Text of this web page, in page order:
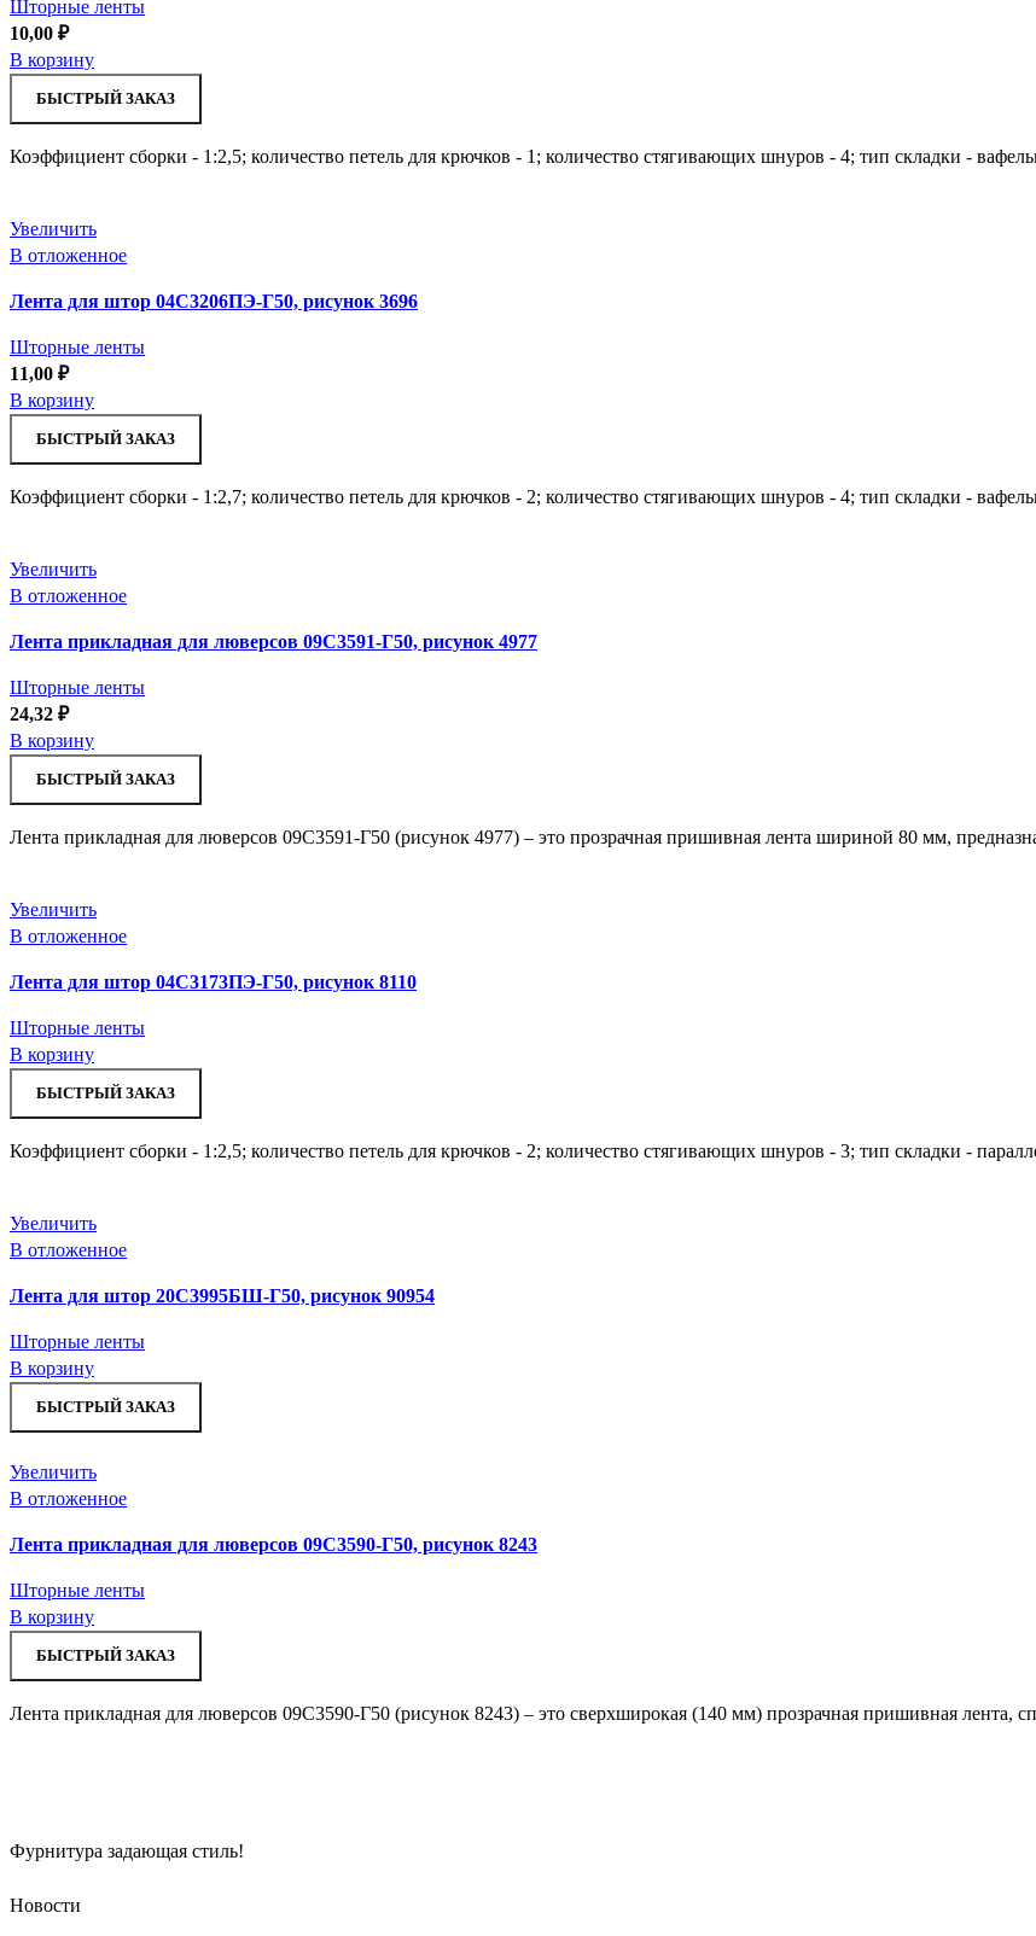
Шторные ленты
10,00 ₽
В корзину
БЫСТРЫЙ ЗАКАЗ
Коэффициент сборки - 1:2,5; количество петель для крючков - 1; количество стягивающих шнуров - 4; тип складки -
Увеличить
В отложенное
Лента для штор 04С3206ПЭ-Г50, рисунок 3696
Шторные ленты
11,00 ₽
В корзину
БЫСТРЫЙ ЗАКАЗ
Коэффициент сборки - 1:2,7; количество петель для крючков - 2; количество стягивающих шнуров - 4; тип складки -
Увеличить
В отложенное
Лента прикладная для люверсов 09С3591-Г50, рисунок 4977
Шторные ленты
24,32 ₽
В корзину
БЫСТРЫЙ ЗАКАЗ
Лента прикладная для люверсов 09С3591-Г50 (рисунок 4977) – это прозрачная пришивная лента шириной 80 мм,
Увеличить
В отложенное
Лента для штор 04С3173ПЭ-Г50, рисунок 8110
Шторные ленты
В корзину
БЫСТРЫЙ ЗАКАЗ
Коэффициент сборки - 1:2,5; количество петель для крючков - 2; количество стягивающих шнуров - 3; тип складки -
Увеличить
В отложенное
Лента для штор 20С3995БШ-Г50, рисунок 90954
Шторные ленты
В корзину
БЫСТРЫЙ ЗАКАЗ
Увеличить
В отложенное
Лента прикладная для люверсов 09С3590-Г50, рисунок 8243
Шторные ленты
В корзину
БЫСТРЫЙ ЗАКАЗ
Лента прикладная для люверсов 09С3590-Г50 (рисунок 8243) – это сверхширокая (140 мм) прозрачная пришивная лента,
Фурнитура задающая стиль!
Новости